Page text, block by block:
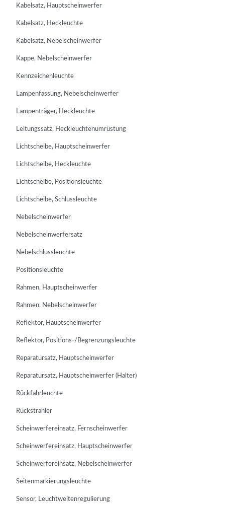
Kabelsatz, Hauptscheinwerfer
Kabelsatz, Heckleuchte
Kabelsatz, Nebelscheinwerfer
Kappe, Nebelscheinwerfer
Kennzeichenleuchte
Lampenfassung, Nebelscheinwerfer
Lampenträger, Heckleuchte
Leitungssatz, Heckleuchtenumrüstung
Lichtscheibe, Hauptscheinwerfer
Lichtscheibe, Heckleuchte
Lichtscheibe, Positionsleuchte
Lichtscheibe, Schlussleuchte
Nebelscheinwerfer
Nebelscheinwerfersatz
Nebelschlussleuchte
Positionsleuchte
Rahmen, Hauptscheinwerfer
Rahmen, Nebelscheinwerfer
Reflektor, Hauptscheinwerfer
Reflektor, Positions-/Begrenzungsleuchte
Reparatursatz, Hauptscheinwerfer
Reparatursatz, Hauptscheinwerfer (Halter)
Rückfahrleuchte
Rückstrahler
Scheinwerfereinsatz, Fernscheinwerfer
Scheinwerfereinsatz, Hauptscheinwerfer
Scheinwerfereinsatz, Nebelscheinwerfer
Seitenmarkierungsleuchte
Sensor, Leuchtweitenregulierung